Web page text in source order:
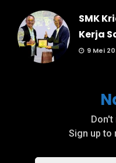
SMK
Kerja
9 Mei
Don't
Sign up to